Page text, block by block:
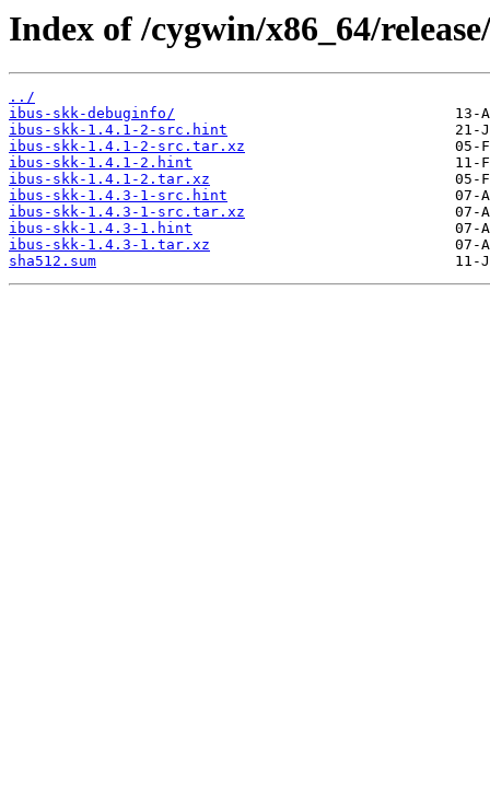
Index of /cygwin/x86_64/
../
ibus-skk-debuginfo/
ibus-skk-1.4.1-2-src.hint
ibus-skk-1.4.1-2-src.tar.xz
ibus-skk-1.4.1-2.hint
ibus-skk-1.4.1-2.tar.xz
ibus-skk-1.4.3-1-src.hint
ibus-skk-1.4.3-1-src.tar.xz
ibus-skk-1.4.3-1.hint
ibus-skk-1.4.3-1.tar.xz
sha512.sum